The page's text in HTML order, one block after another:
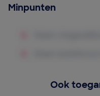
Minpunten
Ook